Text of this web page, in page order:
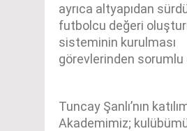
ayrıca altyapıdan
futbolcu değeri
sisteminin kurulması
görevlerinden sorumlu
Tuncay Şanlı’nın
Akademimiz;